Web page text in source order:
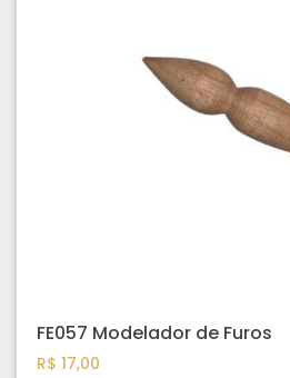
FE057 Modelador de Furos
R$ 17,00